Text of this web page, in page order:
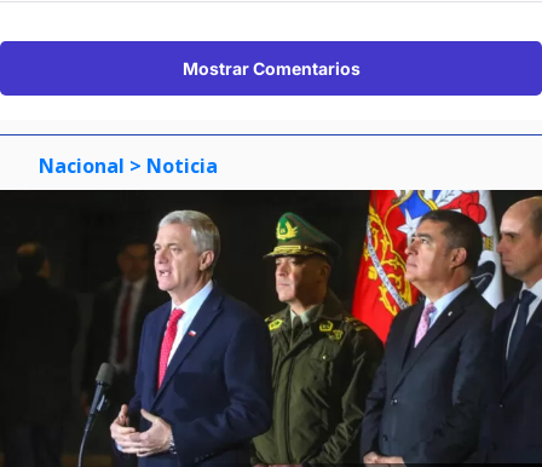
Mostrar Comentarios
Nacional > Noticia